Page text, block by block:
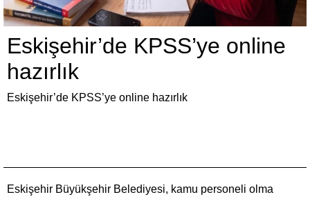
Eskişehir’de KPSS’ye online
hazırlık
Eskişehir’de KPSS’ye online hazırlık
Eskişehir Büyükşehir Belediyesi, kamu personeli olma